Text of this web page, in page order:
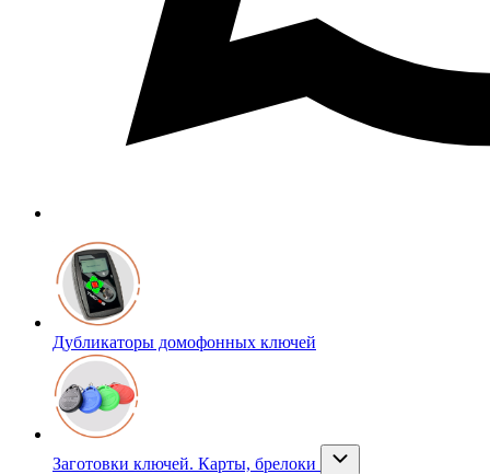
Дубликаторы домофонных ключей
Заготовки ключей. Карты, брелоки